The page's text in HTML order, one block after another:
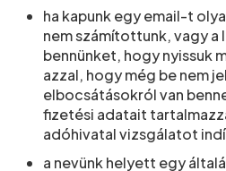
ha kapunk egy email-t
nem számítottunk, vagy a
bennünket, hogy nyissuk
azzal, hogy még be nem
elbocsátásokról van
fizetési adatait
adóhivatal vizsgálatot
a nevünk helyett egy